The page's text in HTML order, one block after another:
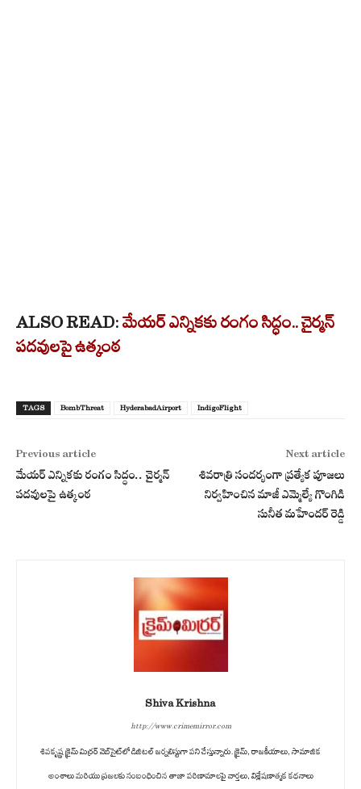
ALSO READ: మేయర్ ఎన్నికకు రంగం సిద్ధం.. చైర్మన్
పదవులపై ఉత్కంఠ
TAGS BombThreat HyderabadAirport IndigoFlight
Previous article
మేయర్ ఎన్నికకు రంగం సిద్ధం.. చైర్మన్
పదవులపై ఉత్కంఠ
Next article
శివరాత్రి సందర్భంగా ప్రత్యేక పూజలు
నిర్వహించిన మాజీ ఎమ్మెల్యే గొంగిడి
సునీత మహేందర్ రెడ్డి
Shiva Krishna
http://www.crimemirror.com
శివకృష్ణ క్రైమ్ మిర్రర్ వెబ్‌సైట్‌లో డిజిటల్ జర్నలిస్టుగా పని చేస్తున్నారు. క్రైమ్, రాజకీయాలు, సామాజిక
అంశాలు మరియు ప్రజలకు సంబంధించిన తాజా పరిణామాలపై వార్తలు, విశ్లేషణాత్మక కథనాలు